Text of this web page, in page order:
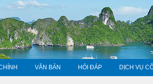
VĂN BẢN HỎI ĐÁP DỊCH VỤ